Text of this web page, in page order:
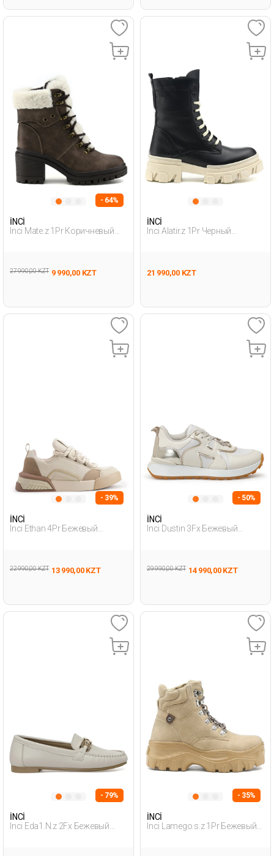
- 64%
İNCİ
Inci Mate.z 1Pr Коричневый
27 990,00 KZT 9 990,00 KZT
İNCİ
Inci Alatir.z 1Pr Черный
21 990,00 KZT
- 39%
İNCİ
Inci Ethan 4Pr Бежевый
22 990,00 KZT 13 990,00 KZT
- 50%
İNCİ
Inci Dustin 3Fx Бежевый
29 990,00 KZT 14 990,00 KZT
- 79%
İNCİ
Inci Eda1.N.z 2Fx Бежевый
- 35%
İNCİ
Inci Lamego.s.z 1Pr Бежевый